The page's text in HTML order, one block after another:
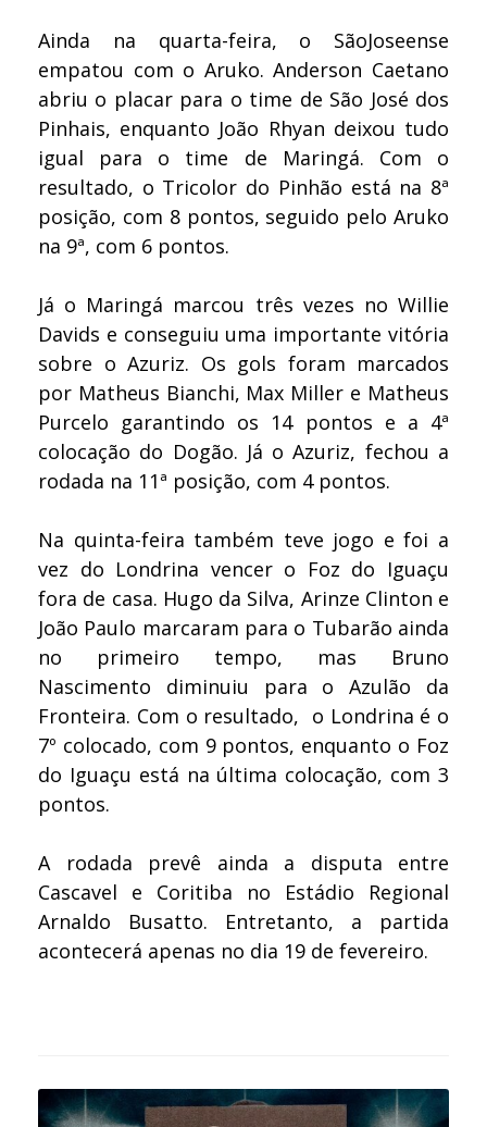
Ainda na quarta-feira, o SãoJoseense
empatou com o Aruko. Anderson Caetano
abriu o placar para o time de São José dos
Pinhais, enquanto João Rhyan deixou tudo
igual para o time de Maringá. Com o
resultado, o Tricolor do Pinhão está na 8ª
posição, com 8 pontos, seguido pelo Aruko
na 9ª, com 6 pontos.
Já o Maringá marcou três vezes no Willie
Davids e conseguiu uma importante vitória
sobre o Azuriz. Os gols foram marcados
por Matheus Bianchi, Max Miller e Matheus
Purcelo garantindo os 14 pontos e a 4ª
colocação do Dogão. Já o Azuriz, fechou a
rodada na 11ª posição, com 4 pontos.
Na quinta-feira também teve jogo e foi a
vez do Londrina vencer o Foz do Iguaçu
fora de casa. Hugo da Silva, Arinze Clinton e
João Paulo marcaram para o Tubarão ainda
no primeiro tempo, mas Bruno
Nascimento diminuiu para o Azulão da
Fronteira. Com o resultado, o Londrina é o
7º colocado, com 9 pontos, enquanto o Foz
do Iguaçu está na última colocação, com 3
pontos.
A rodada prevê ainda a disputa entre
Cascavel e Coritiba no Estádio Regional
Arnaldo Busatto. Entretanto, a partida
acontecerá apenas no dia 19 de fevereiro.